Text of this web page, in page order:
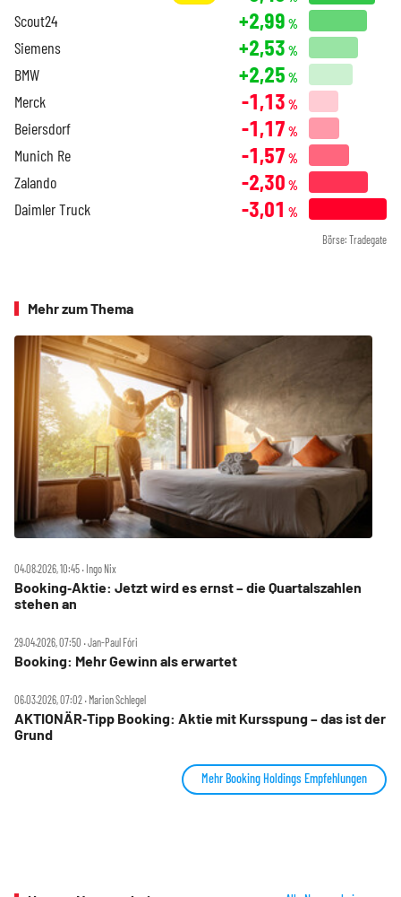
Scout24 +2,99 %
Siemens +2,53 %
BMW +2,25 %
Merck -1,13 %
Beiersdorf -1,17 %
Munich Re -1,57 %
Zalando -2,30 %
Daimler Truck -3,01 %
Börse: Tradegate
Mehr zum Thema
04.08.2026, 10:45 ‧ Ingo Nix
Booking‑Aktie: Jetzt wird es ernst – die Quartalszahlen
stehen an
29.04.2026, 07:50 ‧ Jan-Paul Fóri
Booking: Mehr Gewinn als erwartet
06.03.2026, 07:02 ‧ Marion Schlegel
AKTIONÄR‑Tipp Booking: Aktie mit Kursspung – das ist der
Grund
Mehr Booking Holdings Empfehlungen